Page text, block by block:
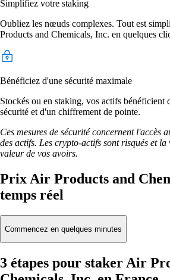
Simplifiez votre staking
Oubliez les nœuds complexes. Tout est
Products and Chemicals, Inc. en quelques
Bénéficiez d'une sécurité maximale
Stockés ou en staking, vos actifs bénéficient
sécurité et d'un chiffrement de pointe.
Ces mesures de sécurité concernent l'accès
des actifs. Les crypto-actifs sont risqués et
valeur de vos avoirs.
Prix Air Products and
temps réel
Commencez en quelques minutes
3 étapes pour staker Air